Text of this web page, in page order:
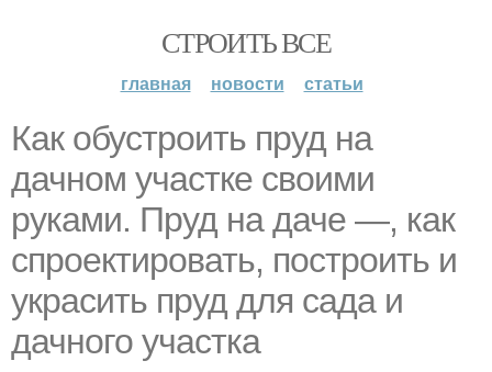
СТРОИТЬ ВСЕ
главная новости статьи
Как обустроить пруд на
дачном участке своими
руками. Пруд на даче —, как
спроектировать, построить и
украсить пруд для сада и
дачного участка